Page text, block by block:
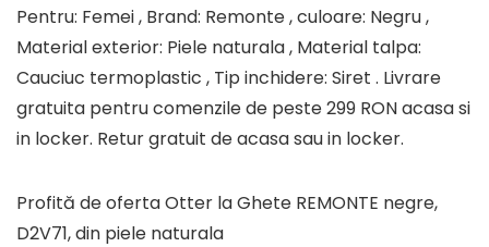
Pentru: Femei , Brand: Remonte , culoare: Negru ,
Material exterior: Piele naturala , Material talpa:
Cauciuc termoplastic , Tip inchidere: Siret . Livrare
gratuita pentru comenzile de peste 299 RON acasa si
in locker. Retur gratuit de acasa sau in locker.
Profită de oferta Otter la Ghete REMONTE negre,
D2V71, din piele naturala